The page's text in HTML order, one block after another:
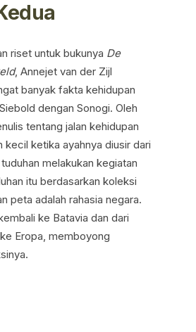
riset untuk bukunya De
, Annejet van der Zijl
banyak fakta kehidupan
dengan Sonogi. Oleh
tentang jalan kehidupan
kecil ketika ayahnya diusir dari
melakukan kegiatan
itu berdasarkan koleksi
peta adalah rahasia negara.
ke Batavia dan dari
Eropa, memboyong